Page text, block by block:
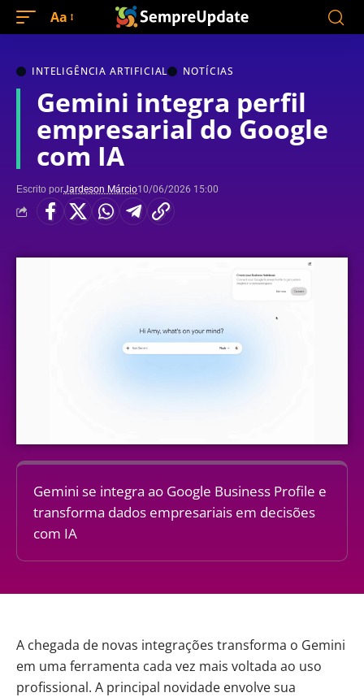
Aa
INTELIGÊNCIA ARTIFICIAL NOTÍCIAS
Gemini integra perfil
empresarial do Google
com IA
Escrito porJardeson Márcio10/06/2026 15:00
Gemini se integra ao Google Business Profile e
transforma dados empresariais em decisões
com IA
A chegada de novas integrações transforma o Gemini
em uma ferramenta cada vez mais voltada ao uso
profissional. A principal novidade envolve sua